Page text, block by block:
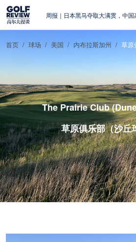
周报｜日本黑马夺取大满贯，中国
龙
查莉·赫尔：不断制造“麻烦”的流量
首页 球场 美国 内布拉斯加州 草原
The Prairie Club
草原俱乐部（沙丘